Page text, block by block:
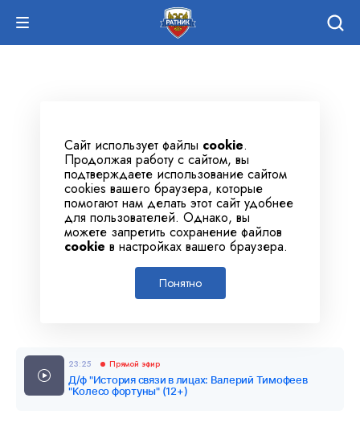
Сайт использует файлы cookie.
Продолжая работу с сайтом, вы
подтверждаете использование сайтом
cookies вашего браузера, которые
помогают нам делать этот сайт удобнее
для пользователей. Однако, вы
можете запретить сохранение файлов
cookie в настройках вашего браузера.
Понятно
23:25 Прямой эфир
Д/ф "История связи в лицах: Валерий Тимофеев
"Колесо фортуны" (12+)